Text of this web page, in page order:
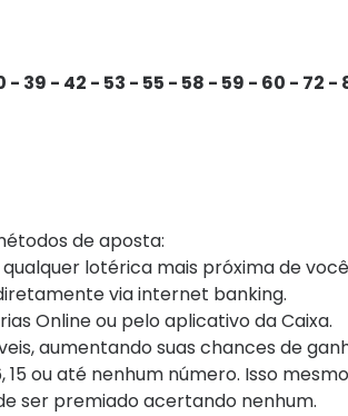
- 39 - 42 - 53 - 55 - 58 - 59 - 60 - 72 -
de aposta:
lotérica mais próxima de você
via internet banking.
Online ou pelo aplicativo da Caixa.
aumentando suas chances de
15 ou até nenhum número. Isso
ser premiado acertando nenhum.